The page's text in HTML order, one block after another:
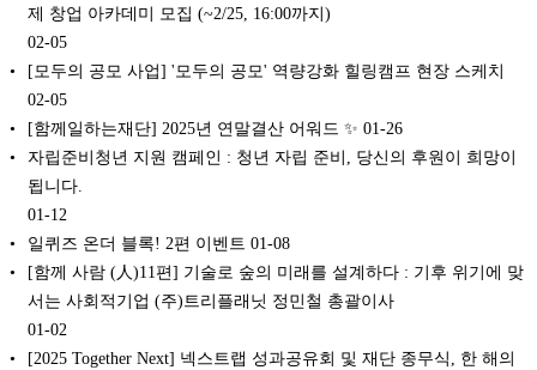
제 창업 아카데미 모집 (~2/25, 16:00까지)
02-05
[모두의 공모 사업] '모두의 공모' 역량강화 힐링캠프 현장 스케치
02-05
[함께일하는재단] 2025년 연말결산 어워드 ✨ 01-26
자립준비청년 지원 캠페인 : 청년 자립 준비, 당신의 후원이 희망이
됩니다.
01-12
일퀴즈 온더 블록! 2편 이벤트 01-08
[함께 사람 (人)11편] 기술로 숲의 미래를 설계하다 : 기후 위기에 맞
서는 사회적기업 (주)트리플래닛 정민철 총괄이사
01-02
[2025 Together Next] 넥스트랩 성과공유회 및 재단 종무식, 한 해의